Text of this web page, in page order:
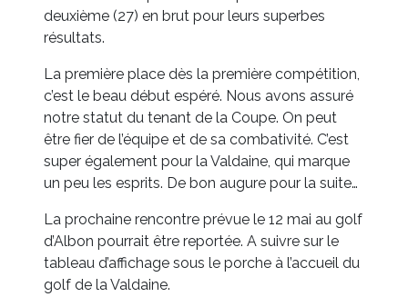
deuxième (27) en brut pour leurs superbes
résultats.
La première place dès la première compétition,
c’est le beau début espéré. Nous avons assuré
notre statut du tenant de la Coupe. On peut
être fier de l’équipe et de sa combativité. C’est
super également pour la Valdaine, qui marque
un peu les esprits. De bon augure pour la suite…
La prochaine rencontre prévue le 12 mai au golf
d’Albon pourrait être reportée. A suivre sur le
tableau d’affichage sous le porche à l’accueil du
golf de la Valdaine.